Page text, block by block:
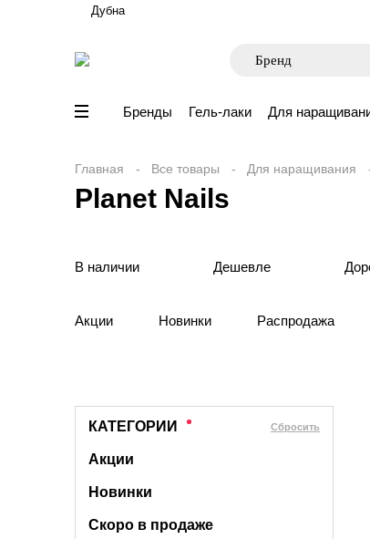
Дубна
Бренды Гель-лаки Для
Главная Все товары Для наращивания
Planet Nails
В наличии Дешевле
Акции Новинки Распродажа
КАТЕГОРИИ Cбросить
Акции
Новинки
Скоро в продаже